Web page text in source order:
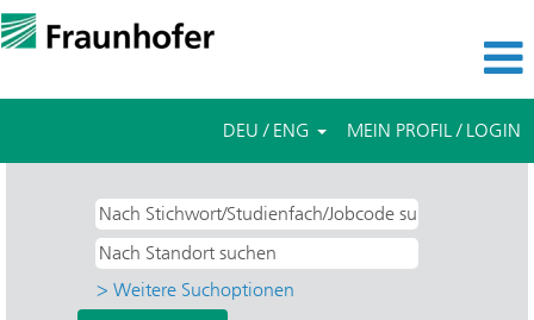
DEU / ENG MEIN PROFIL / LOGIN
> Weitere Suchoptionen